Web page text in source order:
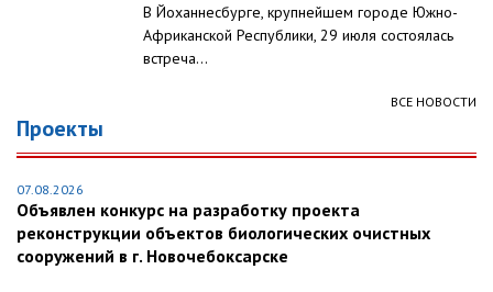
В Йоханнесбурге, крупнейшем городе Южно-
Африканской Республики, 29 июля состоялась
встреча...
ВСЕ НОВОСТИ
Проекты
07.08.2026
Объявлен конкурс на разработку проекта
реконструкции объектов биологических очистных
сооружений в г. Новочебоксарске